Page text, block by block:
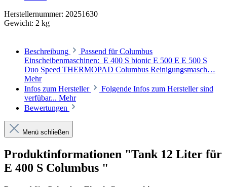
Herstellernummer: 20251630
Gewicht: 2 kg
Beschreibung
Passend für Columbus
Einscheibenmaschinen: E 400 S bionic E 500 E E 500 S
Duo Speed THERMOPAD Columbus Reinigungsmasch…
Mehr
Infos zum Hersteller
Folgende Infos zum Hersteller sind
verfübar... Mehr
Bewertungen
Menü schließen
Produktinformationen "Tank 12 Liter für
E 400 S Columbus "